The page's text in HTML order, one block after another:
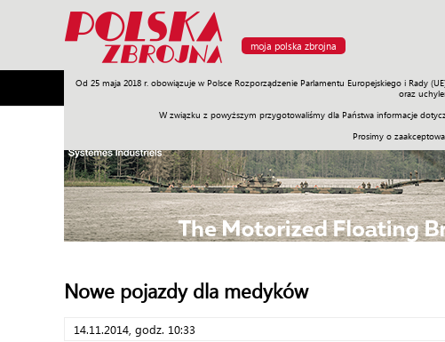
moja polska zbrojna
Od 25 maja 2018 r. obowiązuje w Polsce Rozporządzenie Parlamentu Europejskiego i Rady
oraz
W związku z powyższym przygotowaliśmy dla Państwa informacje
Prosimy o
Armia Poligon Sprzęt Misje Polityka Prawo Świat
Nowe pojazdy dla medyków
14.11.2014, godz. 10:33